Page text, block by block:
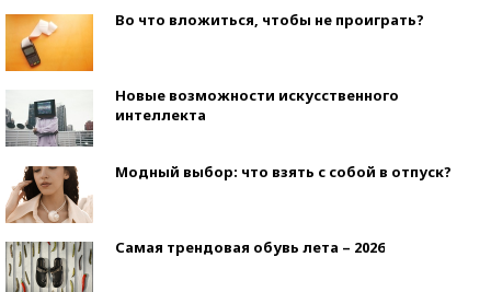
Во что вложиться, чтобы не проиграть?
Новые возможности искусственного
интеллекта
Модный выбор: что взять с собой в отпуск?
Самая трендовая обувь лета – 2026